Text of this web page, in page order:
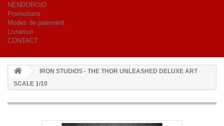
NENDOROID
Promotions
Modes de paiement
Livraison
CONTACT
IRON STUDIOS - THE THOR UNLEASHED DELUXE ART
SCALE 1/10